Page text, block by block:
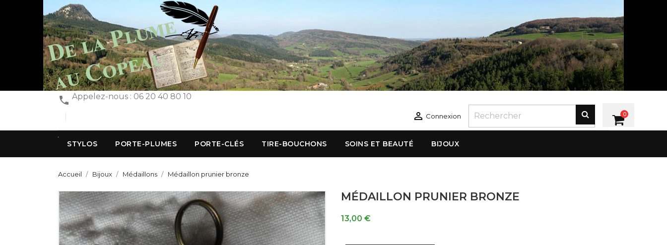
 Appelez-nous : 06 20 40 80 10
 Connexion 0
STYLOS PORTE-PLUMES PORTE-CLÉS TIRE-BOUCHONS SOINS ET BEAUTÉ BIJOUX
Accueil Bijoux Médaillons Médaillon prunier bronze
MÉDAILLON PRUNIER BRONZE
13,00 €